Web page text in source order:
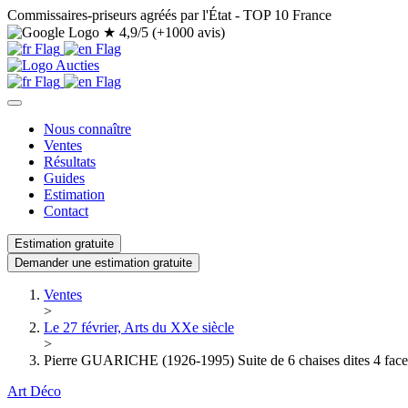
Commissaires-priseurs agréés par l'État - TOP 10 France
★ 4,9/5 (+1000 avis)
Nous connaître
Ventes
Résultats
Guides
Estimation
Contact
Estimation gratuite
Demander une estimation gratuite
Ventes
>
Le 27 février, Arts du XXe siècle
>
Pierre GUARICHE (1926-1995) Suite de 6 chaises dites 4
Art Déco